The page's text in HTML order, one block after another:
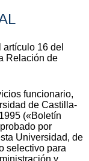
16 del
Relación de
funcionario,
de Castilla-
(«Boletín
por
Universidad, de
selectivo para
y